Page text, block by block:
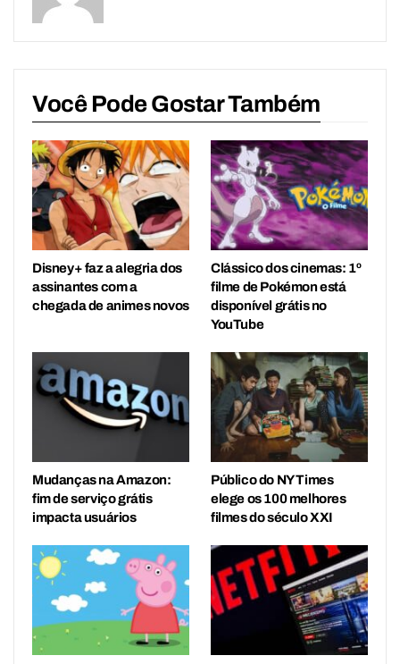
Você Pode Gostar Também
Disney+ faz a alegria dos
assinantes com a
chegada de animes novos
Clássico dos cinemas: 1º
filme de Pokémon está
disponível grátis no
YouTube
Mudanças na Amazon:
fim de serviço grátis
impacta usuários
Público do NY Times
elege os 100 melhores
filmes do século XXI